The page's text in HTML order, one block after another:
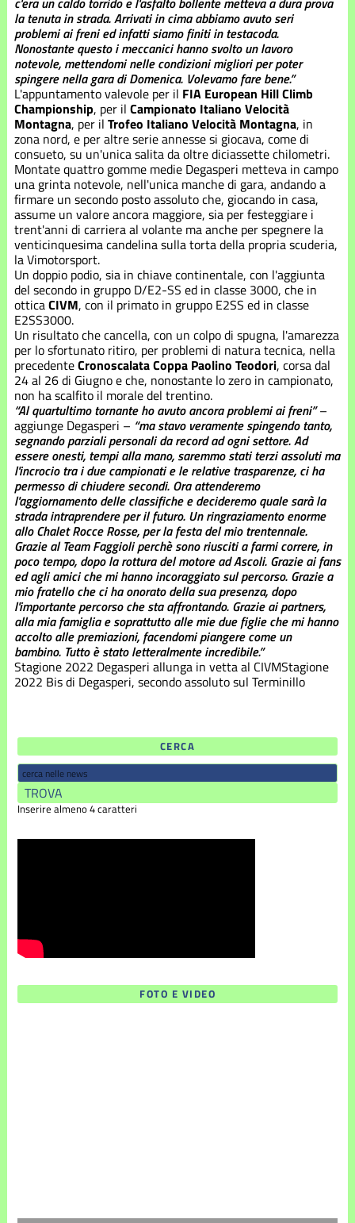
la tenuta in strada. Arrivati in cima abbiamo avuto seri
problemi ai freni ed infatti siamo finiti in testacoda.
Nonostante questo i meccanici hanno svolto un lavoro
notevole, mettendomi nelle condizioni migliori per poter
spingere nella gara di Domenica. Volevamo fare bene.”
L'appuntamento valevole per il FIA European Hill Climb
Championship, per il Campionato Italiano Velocità
Montagna, per il Trofeo Italiano Velocità Montagna, in
zona nord, e per altre serie annesse si giocava, come di
consueto, su un'unica salita da oltre diciassette chilometri.
Montate quattro gomme medie Degasperi metteva in campo
una grinta notevole, nell'unica manche di gara, andando a
firmare un secondo posto assoluto che, giocando in casa,
assume un valore ancora maggiore, sia per festeggiare i
trent'anni di carriera al volante ma anche per spegnere la
venticinquesima candelina sulla torta della propria scuderia,
la Vimotorsport.
Un doppio podio, sia in chiave continentale, con l'aggiunta
del secondo in gruppo D/E2-SS ed in classe 3000, che in
otticaCIVM, con il primato in gruppo E2SS ed in classe
E2SS3000.
Un risultato che cancella, con un colpo di spugna, l'amarezza
per lo sfortunato ritiro, per problemi di natura tecnica, nella
precedenteCronoscalata Coppa Paolino Teodori, corsa dal
24 al 26 di Giugno e che, nonostante lo zero in campionato,
non ha scalfito il morale del trentino.
“Al quartultimo tornante ho avuto ancora problemi ai freni”–
aggiunge Degasperi – “ma stavo veramente spingendo tanto,
segnando parziali personali da record ad ogni settore. Ad
essere onesti, tempi alla mano, saremmo stati terzi assoluti ma
l'incrocio tra i due campionati e le relative trasparenze, ci ha
permesso di chiudere secondi. Ora attenderemo
l'aggiornamento delle classifiche e decideremo quale sarà la
strada intraprendere per il futuro. Un ringraziamento enorme
allo Chalet Rocce Rosse, per la festa del mio trentennale.
Grazie al Team Faggioli perchè sono riusciti a farmi correre, in
poco tempo, dopo la rottura del motore ad Ascoli. Grazie ai fans
ed agli amici che mi hanno incoraggiato sul percorso. Grazie a
mio fratello che ci ha onorato della sua presenza, dopo
l'importante percorso che sta affrontando. Grazie ai partners,
alla mia famiglia e soprattutto alle mie due figlie che mi hanno
accolto alle premiazioni, facendomi piangere come un
bambino. Tutto è stato letteralmente incredibile.”
Stagione 2022 Degasperi allunga in vetta al CIVMStagione
2022 Bis di Degasperi, secondo assoluto sul Terminillo
Stagione
2025
Stagione
2026
CERCA
Inserire almeno 4 caratteri
FOTO E VIDEO